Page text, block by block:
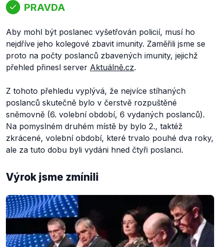
PRAVDA
Aby mohl být poslanec vyšetřován policií, musí ho
nejdříve jeho kolegové zbavit imunity. Zaměřili jsme se
proto na počty poslanců zbavených imunity, jejichž
přehled přinesl server Aktuálně.cz.
Z tohoto přehledu vyplývá, že nejvíce stíhaných
poslanců skutečně bylo v čerstvě rozpuštěné
sněmovně (6. volební období, 6 vydaných poslanců).
Na pomyslném druhém místě by bylo 2., taktéž
zkrácené, volební období, které trvalo pouhé dva roky,
ale za tuto dobu byli vydáni hned čtyři poslanci.
Výrok jsme zmínili